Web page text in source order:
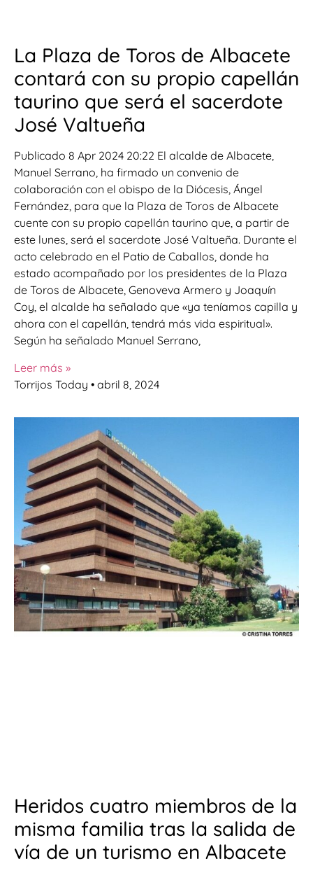
La Plaza de Toros de Albacete
contará con su propio capellán
taurino que será el sacerdote
José Valtueña
Publicado 8 Apr 2024 20:22 El alcalde de Albacete,
Manuel Serrano, ha firmado un convenio de
colaboración con el obispo de la Diócesis, Ángel
Fernández, para que la Plaza de Toros de Albacete
cuente con su propio capellán taurino que, a partir de
este lunes, será el sacerdote José Valtueña. Durante el
acto celebrado en el Patio de Caballos, donde ha
estado acompañado por los presidentes de la Plaza
de Toros de Albacete, Genoveva Armero y Joaquín
Coy, el alcalde ha señalado que «ya teníamos capilla y
ahora con el capellán, tendrá más vida espiritual».
Según ha señalado Manuel Serrano,
Leer más »
Torrijos Today
abril 8, 2024
Heridos cuatro miembros de la
misma familia tras la salida de
vía de un turismo en Albacete